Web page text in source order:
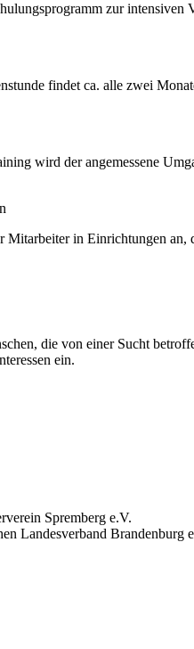
zur intensiven
findet ca. alle zwei
wird der angemessene
Mitarbeiter in Einrichtungen an,
die von einer Sucht
ein.
Spremberg e.V.
Landesverband Brandenburg